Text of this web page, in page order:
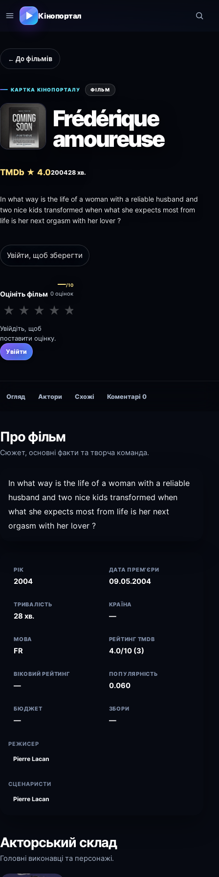
Кінопортал
← До фільмів
КАРТКА КІНОПОРТАЛУ ФІЛЬМ
Frédérique
amoureuse
TMDb ★ 4.0200428 хв.
In what way is the life of a woman with a reliable husband and
two nice kids transformed when what she expects most from
life is her next orgasm with her lover ?
Увійти, щоб зберегти
Оцініть фільм
—/10
0 оцінок
★ ★ ★ ★ ★
Увійдіть, щоб
поставити оцінку.
Увійти
Огляд Актори Схожі Коментарі 0
Про фільм
Сюжет, основні факти та творча команда.
In what way is the life of a woman with a reliable
husband and two nice kids transformed when
what she expects most from life is her next
orgasm with her lover ?
РІК
2004
ДАТА ПРЕМ’ЄРИ
09.05.2004
ТРИВАЛІСТЬ
28 хв.
КРАЇНА
—
МОВА
FR
РЕЙТИНГ TMDB
4.0/10 (3)
ВІКОВИЙ РЕЙТИНГ
—
ПОПУЛЯРНІСТЬ
0.060
БЮДЖЕТ
—
ЗБОРИ
—
РЕЖИСЕР
Pierre Lacan
СЦЕНАРИСТИ
Pierre Lacan
Акторський склад
Головні виконавці та персонажі.